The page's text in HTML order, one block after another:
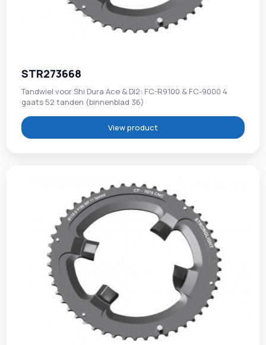
STR273668
Tandwiel voor Shi Dura Ace & DI2: FC-R9100 & FC-9000 4
gaats 52 tanden (binnenblad 36)
View product